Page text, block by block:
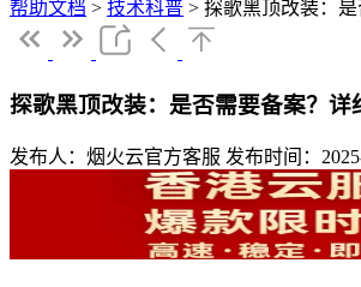
帮助文档 > 技术科普 > 探歌黑顶改装：
探歌黑顶改装：是否需要备案？详
发布人：烟火云官方客服 发布时间：